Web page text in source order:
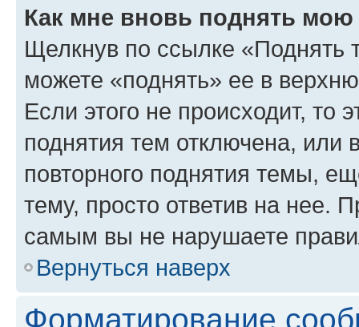
Как мне вновь поднять мою
Щелкнув по ссылке «Поднять
можете «поднять» ее в
Если этого не происходит, то
поднятия тем отключена, или
повторного поднятия темы,
тему, просто ответив на нее.
самым вы не нарушаете
Вернуться наверх
Форматирование